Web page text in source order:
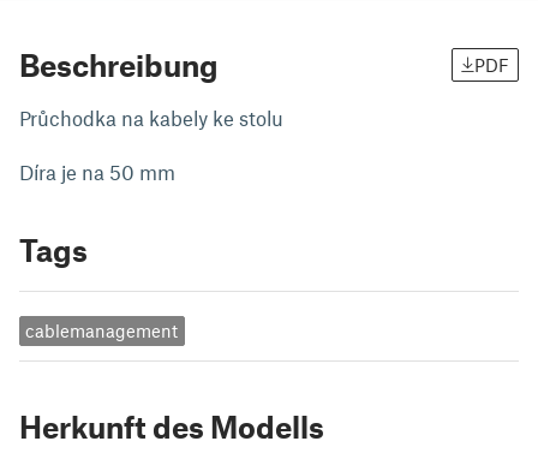
Beschreibung PDF
Průchodka na kabely ke stolu
Díra je na 50 mm
Tags
cablemanagement
Herkunft des Modells